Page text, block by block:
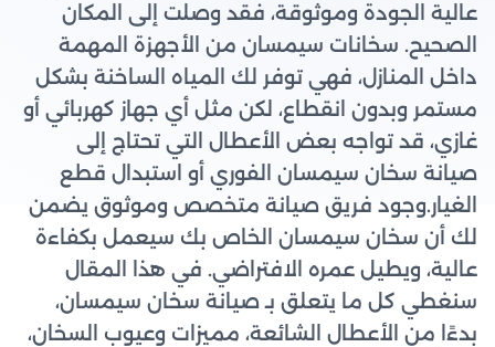
عالية الجودة وموثوقة، فقد وصلت إلى المكان
الصحيح. سخانات سيمسان من الأجهزة المهمة
داخل المنازل، فهي توفر لك المياه الساخنة بشكل
مستمر وبدون انقطاع، لكن مثل أي جهاز كهربائي أو
غازي، قد تواجه بعض الأعطال التي تحتاج إلى
صيانة سخان سيمسان الفوري أو استبدال قطع
الغيار.وجود فريق صيانة متخصص وموثوق يضمن
لك أن سخان سيمسان الخاص بك سيعمل بكفاءة
عالية، ويطيل عمره الافتراضي. في هذا المقال
سنغطي كل ما يتعلق بـ صيانة سخان سيمسان،
بدءًا من الأعطال الشائعة، مميزات وعيوب السخان،